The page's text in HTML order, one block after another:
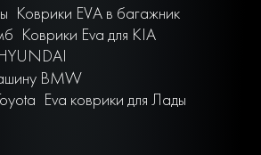
Коврики EVA в багажник
Коврики Eva для KIA
BMW
Eva коврики для Лады